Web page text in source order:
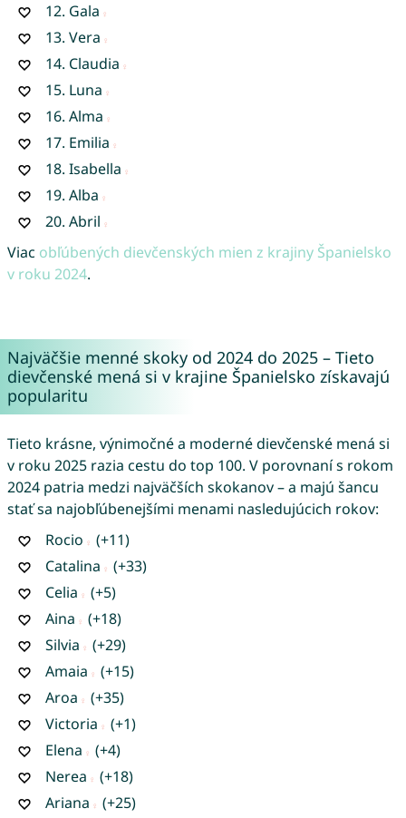
12. Gala
13. Vera
14. Claudia
15. Luna
16. Alma
17. Emilia
18. Isabella
19. Alba
20. Abril
Viac obľúbených dievčenských mien z krajiny Španielsko
v roku 2024.
Najväčšie menné skoky od 2024 do 2025 – Tieto
dievčenské mená si v krajine Španielsko získavajú
popularitu
Tieto krásne, výnimočné a moderné dievčenské mená si
v roku 2025 razia cestu do top 100. V porovnaní s rokom
2024 patria medzi najväčších skokanov – a majú šancu
stať sa najobľúbenejšími menami nasledujúcich rokov:
Rocio
(+11)
Catalina
(+33)
Celia
(+5)
Aina
(+18)
Silvia
(+29)
Amaia
(+15)
Aroa
(+35)
Victoria
(+1)
Elena
(+4)
Nerea
(+18)
Ariana
(+25)